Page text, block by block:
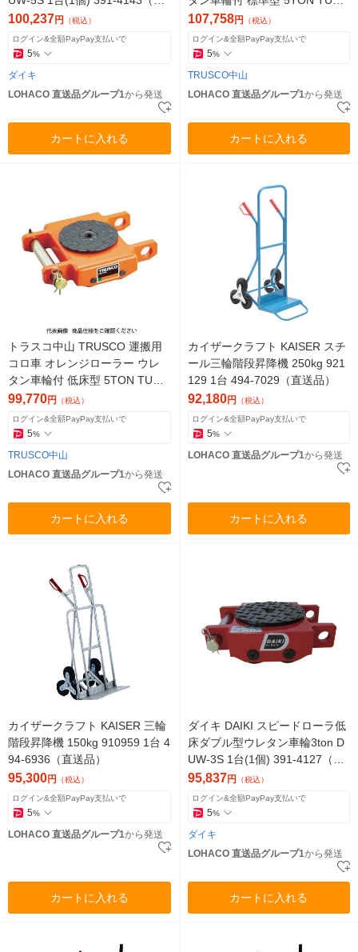
送品）
100,237円 （税込）
ログイン&全額PayPay支払いで
5%
ダイキ
LOHACO 直送品グループ1から発送
カートに入れる
5S 1台 380-3368（直送品）
107,758円 （税込）
ログイン&全額PayPay支払いで
5%
TRUSCO中山
LOHACO 直送品グループ1から発送
カートに入れる
トラスコ中山 TRUSCO 運搬用
コロ車 オレンジローラー ウレ
タン車輪付 低床型 5TON TUW-
5T 1台 380-3406（直送品）
99,770円 （税込）
ログイン&全額PayPay支払いで
5%
TRUSCO中山
LOHACO 直送品グループ1から発送
カートに入れる
カイザークラフト KAISER スチ
ール三輪階段昇降機 250kg 921
129 1台 494-7029（直送品）
92,180円 （税込）
ログイン&全額PayPay支払いで
5%
LOHACO 直送品グループ1から発送
カートに入れる
カイザークラフト KAISER 三輪
階段昇降機 150kg 910959 1台 4
94-6936（直送品）
95,300円 （税込）
ログイン&全額PayPay支払いで
5%
LOHACO 直送品グループ1から発送
カートに入れる
ダイキ DAIKI スピードローラ低
床ダブル型ウレタン車輪3ton D
UW-3S 1台(1個) 391-4127（直
送品）
95,837円 （税込）
ログイン&全額PayPay支払いで
5%
ダイキ
LOHACO 直送品グループ1から発送
カートに入れる